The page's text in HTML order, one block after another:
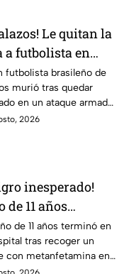
Le quitan la
a futbolista en
partido
futbolista brasileño de
murió tras quedar
en un ataque armado
Autoridades
2026
inesperado!
de 11 años
en el hospital
un billete
de 11 años terminó en
tras recoger un
con metanfetamina en
Autoridades